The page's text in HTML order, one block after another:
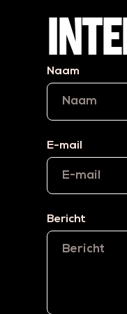
Naam
E-mail
Bericht